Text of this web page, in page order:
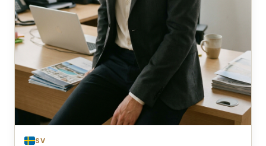
SV